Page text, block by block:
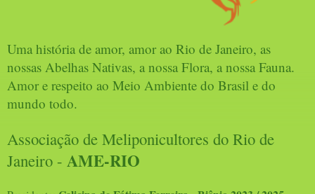
Uma história de amor, amor ao Rio de Janeiro, as
nossas Abelhas Nativas, a nossa Flora, a nossa Fauna.
Amor e respeito ao Meio Ambiente do Brasil e do
mundo todo.
Associação de Meliponicultores do Rio de
Janeiro - AME-RIO